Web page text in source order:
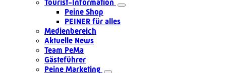
Tourist-Information
Peine Shop
PEINER für alles
Medienbereich
Aktuelle News
Team PeMa
Gästeführer
Peine Marketing